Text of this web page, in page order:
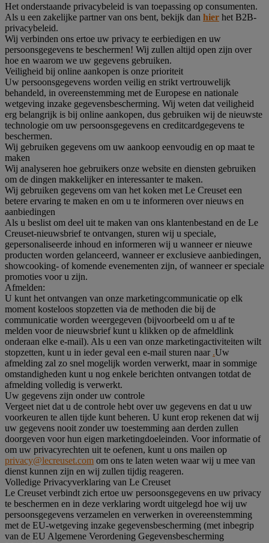
Het onderstaande privacybeleid is van toepassing op consumenten.
Als u een zakelijke partner van ons bent, bekijk dan hier het B2B-
privacybeleid.
Wij verbinden ons ertoe uw privacy te eerbiedigen en uw
persoonsgegevens te beschermen! Wij zullen altijd open zijn over
hoe en waarom we uw gegevens gebruiken.
Veiligheid bij online aankopen is onze prioriteit
Uw persoonsgegevens worden veilig en strikt vertrouwelijk
behandeld, in overeenstemming met de Europese en nationale
wetgeving inzake gegevensbescherming. Wij weten dat veiligheid
erg belangrijk is bij online aankopen, dus gebruiken wij de nieuwste
technologie om uw persoonsgegevens en creditcardgegevens te
beschermen.
Wij gebruiken gegevens om uw aankoop eenvoudig en op maat te
maken
Wij analyseren hoe gebruikers onze website en diensten gebruiken
om de dingen makkelijker en interessanter te maken.
Wij gebruiken gegevens om van het koken met Le Creuset een
betere ervaring te maken en om u te informeren over nieuws en
aanbiedingen
Als u beslist om deel uit te maken van ons klantenbestand en de Le
Creuset-nieuwsbrief te ontvangen, sturen wij u speciale,
gepersonaliseerde inhoud en informeren wij u wanneer er nieuwe
producten worden gelanceerd, wanneer er exclusieve aanbiedingen,
showcooking- of komende evenementen zijn, of wanneer er speciale
promoties voor u zijn.
Afmelden:
U kunt het ontvangen van onze marketingcommunicatie op elk
moment kosteloos stopzetten via de methoden die bij de
communicatie worden weergegeven (bijvoorbeeld om u af te
melden voor de nieuwsbrief kunt u klikken op de afmeldlink
onderaan elke e-mail). Als u een van onze marketingactiviteiten wilt
stopzetten, kunt u in ieder geval een e-mail sturen naar .Uw
afmelding zal zo snel mogelijk worden verwerkt, maar in sommige
omstandigheden kunt u nog enkele berichten ontvangen totdat de
afmelding volledig is verwerkt.
Uw gegevens zijn onder uw controle
Vergeet niet dat u de controle hebt over uw gegevens en dat u uw
voorkeuren te allen tijde kunt beheren. U kunt erop rekenen dat wij
uw gegevens nooit zonder uw toestemming aan derden zullen
doorgeven voor hun eigen marketingdoeleinden. Voor informatie of
om uw privacyrechten uit te oefenen, kunt u ons mailen op
privacy@lecreuset.com om ons te laten weten waar wij u mee van
dienst kunnen zijn en wij zullen tijdig reageren.
Volledige Privacyverklaring van Le Creuset
Le Creuset verbindt zich ertoe uw persoonsgegevens en uw privacy
te beschermen en in deze verklaring wordt uitgelegd hoe wij uw
persoonsgegevens verzamelen en verwerken in overeenstemming
met de EU-wetgeving inzake gegevensbescherming (met inbegrip
van de EU Algemene Verordening Gegevensbescherming